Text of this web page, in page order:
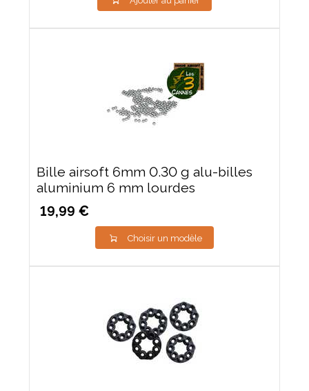
Bille airsoft 6mm 0.30 g alu-billes
aluminium 6 mm lourdes
19,99 €
Choisir un modèle